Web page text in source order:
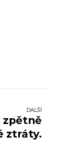
DALŠÍ
zpětně
ztráty.